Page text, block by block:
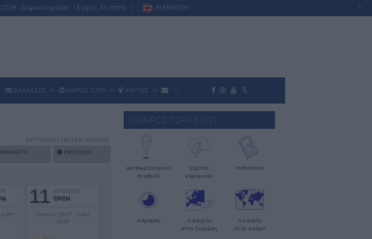
20:28 - Διάρκεια ημέρας: 13 ώρες, 55 λεπτά | IN ENGLISH A
ΘΑΛΑΣΣΕΣ ΚΑΙΡΟΣ ΤΩΡΑ ΧΑΡΤΕΣ
ΕΚΤΥΠΩΣΗ | ENGLISH VERSION
ΕΙΚΟΝΙΔΙΑ
11 ΑΥΓΟΥΣΤΟΥ
ΤΡΙΤΗ
Ανατολή: 06:37 - Δύση:
20:30
Ο ΚΑΙΡΟΣ ΤΩΡΑ (LIVE)
μετεωρολογικοί
σταθμοί
χάρτες
κεραυνών
meteonow
κάμερες
ο καιρός
στην Ευρώπη
ο καιρός
στον κόσμο